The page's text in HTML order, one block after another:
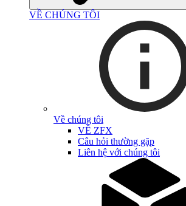
VỀ CHÚNG TÔI
Về chúng tôi
VỀ ZFX
Câu hỏi thường gặp
Liên hệ với chúng tôi